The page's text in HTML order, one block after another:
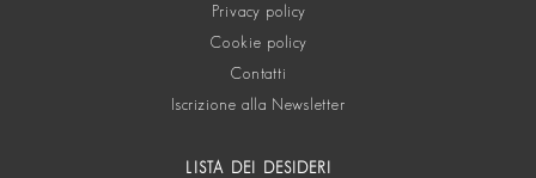
Privacy policy
Cookie policy
Contatti
Iscrizione alla Newsletter
LISTA DEI DESIDERI